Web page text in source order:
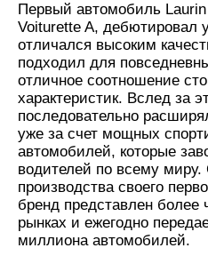
Первый автомобиль
Voiturette A, дебютировал
отличался высоким
подходил для
отличное соотношение
характеристик. Вслед за
последовательно
уже за счет мощных
автомобилей, которые
водителей по всему миру.
производства своего
бренд представлен
рынках и ежегодно
миллиона автомобилей.